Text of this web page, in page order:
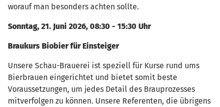
worauf man besonders achten sollte.
Sonntag, 21. Juni 2026, 08:30 - 15:30 Uhr
Braukurs Biobier für Einsteiger
Unsere Schau-Brauerei ist speziell für Kurse rund ums
Bierbrauen eingerichtet und bietet somit beste
Voraussetzungen, um jedes Detail des Brauprozesses
mitverfolgen zu können. Unsere Referenten, die übrigens